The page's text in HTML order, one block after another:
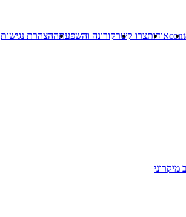
אודותצרו קשרקורונה והשפעתההצהרת נגישות